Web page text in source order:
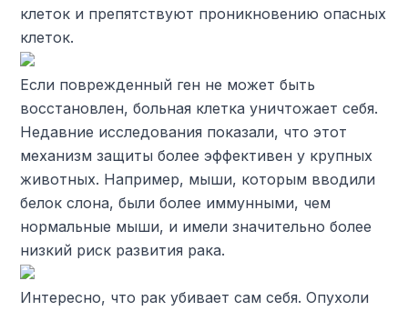
клеток и препятствуют проникновению опасных
клеток.
Если поврежденный ген не может быть
восстановлен, больная клетка уничтожает себя.
Недавние исследования показали, что этот
механизм защиты более эффективен у крупных
животных. Например, мыши, которым вводили
белок слона, были более иммунными, чем
нормальные мыши, и имели значительно более
низкий риск развития рака.
Интересно, что рак убивает сам себя. Опухоли